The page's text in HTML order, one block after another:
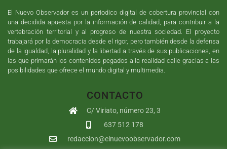
El Nuevo Observador es un periodico digital de cobertura provincial con
una decidida apuesta por la información de calidad, para contribuir a la
vertebración territorial y al progreso de nuestra sociedad. El proyecto
trabajará por la democracia desde el rigor, pero también desde la defensa
de la igualdad, la pluralidad y la libertad a través de sus publicaciones, en
las que primarán los contenidos pegados a la realidad calle gracias a las
posibilidades que ofrece el mundo digital y multimedia.
CONTACTO
C/ Viriato, número 23, 3
637 512 178
redaccion@elnuevoobservador.com